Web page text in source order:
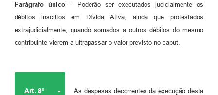
Parágrafo único –Poderão ser executados judicialmente os
débitos inscritos em Dívida Ativa, ainda que protestados
extrajudicialmente, quando somados a outros débitos do mesmo
contribuinte vierem a ultrapassar o valor previsto no caput.
Art. 8º - As despesas decorrentes da execução desta